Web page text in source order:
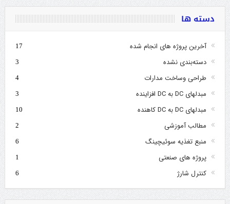
دسته ها
آخرین پروژه های انجام شده 17
دسته‌بندی نشده 3
طراحی وساخت مدارات 4
مبدلهای DC به DC افزاینده 3
مبدلهای DC به DC کاهنده 10
مطالب آموزشی 2
منبع تغذیه سوئیچینگ 6
پروژه های صنعتی 1
کنترل شارژ 6